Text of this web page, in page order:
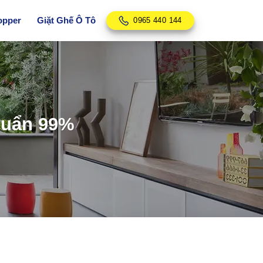
Giặt Ghế Ô Tô 0965 440 144
99%